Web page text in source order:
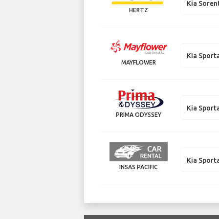
HERTZ
Kia
MAYFLOWER
Kia
PRIMA ODYSSEY
Kia
INSAS PACIFIC
Kia